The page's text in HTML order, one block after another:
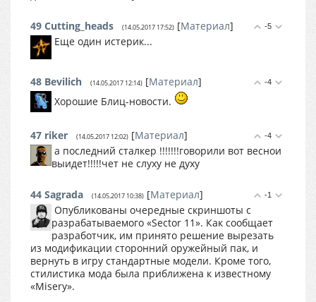
-5
49 Cutting_heads (14.05.2017 17:52) [Материал]
Еще один истерик...
-4
48 Bevilich (14.05.2017 12:14) [Материал]
Хорошие Блиц-новости.
-4
47 riker (14.05.2017 12:02) [Материал]
а последний сталкер !!!!!!!говорили вот веснои
выидет!!!!!чет не слуху не духу
-1
44 Sagrada (14.05.2017 10:38) [Материал]
Опубликованы очередные скриншоты с
разрабатываемого «Sector 11». Как сообщает
разработчик, им принято решение вырезать
из модификации сторонний оружейный пак, и
вернуть в игру стандартные модели. Кроме того,
стилистика мода была приближена к известному
«Misery».